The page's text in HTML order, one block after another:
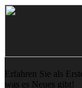
Skip
Skip
Erfahren Sie als
was es Neues gibt!